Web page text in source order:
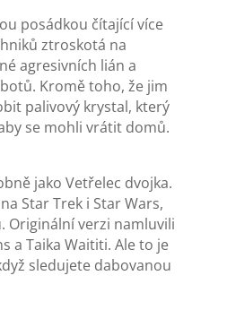
posádkou čítající více
ztroskotá na
agresivních lián a
Kromě toho, že jim
palivový krystal, který
se mohli vrátit domů.
jako Vetřelec dvojka.
Star Trek i Star Wars,
Originální verzi namluvili
a Taika Waititi. Ale to je
sledujete dabovanou